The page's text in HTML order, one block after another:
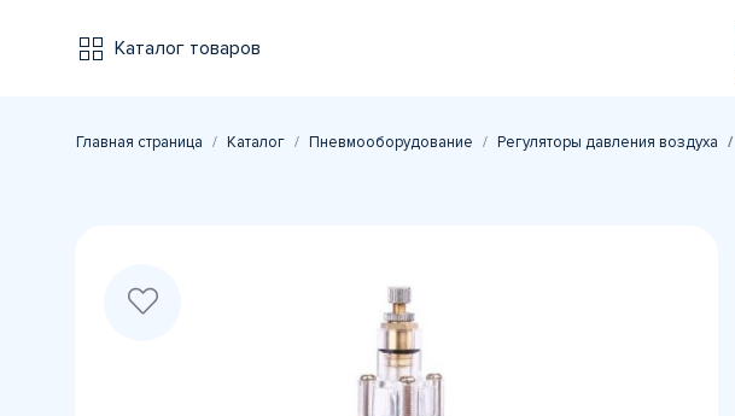
Каталог товаров
Главная страница Каталог Пневмооборудование Регуляторы давления воздуха